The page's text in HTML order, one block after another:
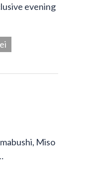
evening
Miso